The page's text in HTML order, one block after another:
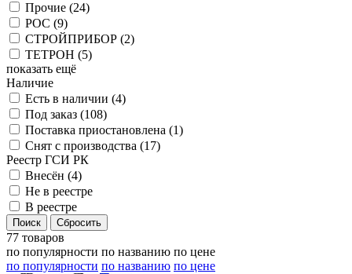
Прочие (24)
РОС (9)
СТРОЙПРИБОР (2)
ТЕТРОН (5)
показать ещё
Наличие
Есть в наличии (4)
Под заказ (108)
Поставка приостановлена (1)
Снят с производства (17)
Реестр ГСИ РК
Внесён (4)
Не в реестре
В реестре
77 товаров
по популярности по названию по цене
по популярности по названию по цене